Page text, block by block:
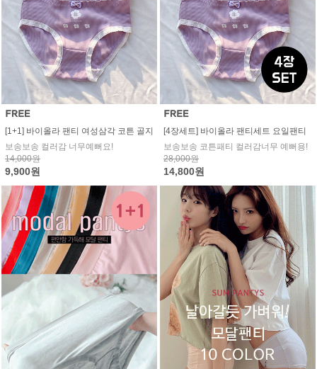
[1+1] 바이올라 팬티 여성삼각 코튼 골지
보송보송 컬러감 너무예뻐요!
14,000원
9,900원
[4장세트] 바이올라 팬티세트 요일팬티
보송보송 코튼패티 컬러감너무 예뻐용!
28,000원
14,800원